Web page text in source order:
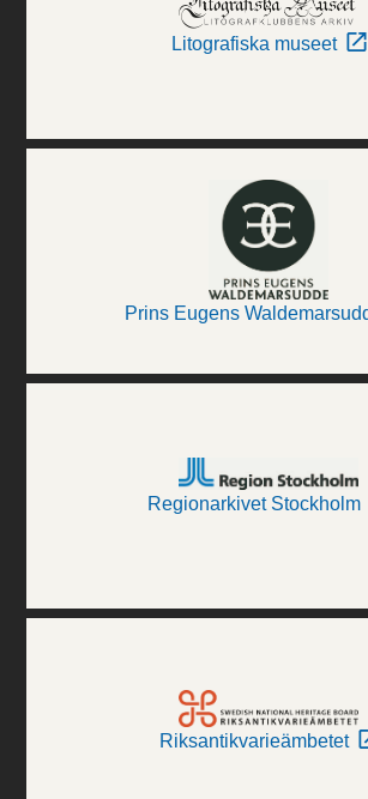
Litografiska museet
Prins Eugens
Regionarkivet Stockholm
Riksantikvarieämbetet